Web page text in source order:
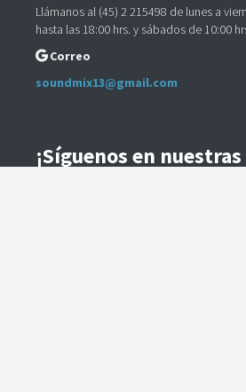
Llámanos al (45) 2 215498 de lunes a
hasta las 18:00 hrs. y sábados de 10:00
Correo
soundmix13@gmail.com
¡Síguenos en nuestras